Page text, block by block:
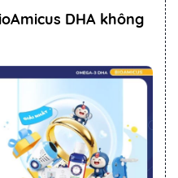
DHA không